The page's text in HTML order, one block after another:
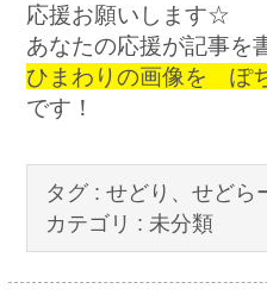
応援お願いします☆
あなたの応援が記事を
ひまわりの画像を ぽ
です！
タグ : せどり、せどら
カテゴリ : 未分類